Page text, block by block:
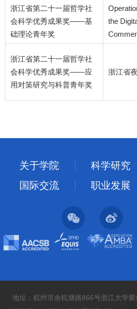
浙江省第二十一届哲学社
会科学优秀成果奖——基
础理论青年奖
the
浙江省第二十一届哲学社
会科学优秀成果奖——应
用对策研究与科普青年奖
浙江省
关于学院 科学研究
国际交流
职业发展
地址：杭州市余杭塘路866号浙江大学